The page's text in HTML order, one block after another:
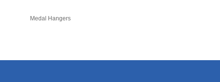
Medal Hangers